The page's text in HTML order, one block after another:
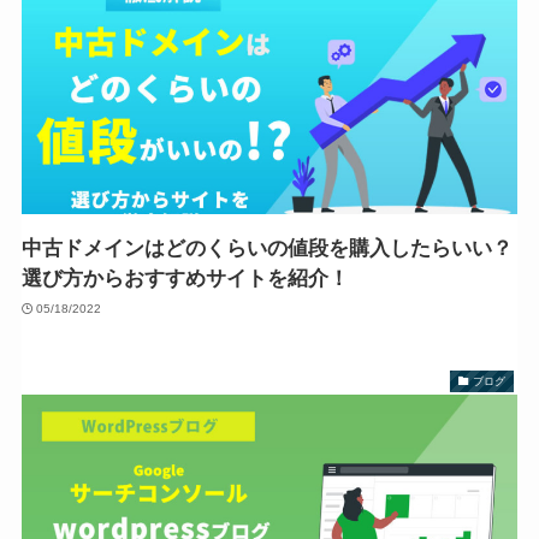
中古ドメインはどのくらいの値段を購入したらいい？
選び方からおすすめサイトを紹介！
05/18/2022
ブログ